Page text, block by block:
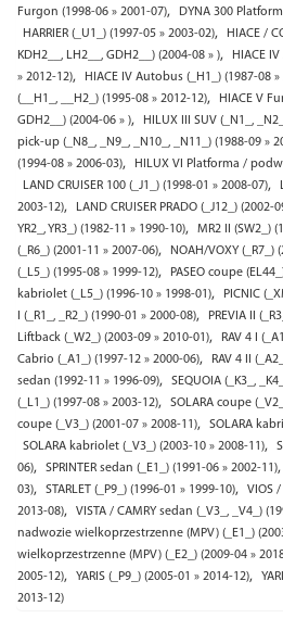
Furgon (1998-06 » 2001-07), DYNA 300
HARRIER (_U1_) (1997-05 » 2003-02),
HIACE /
KDH2__, LH2__, GDH2__) (2004-08 » ),
HIACE
» 2012-12), HIACE IV Autobus (_H1_) (1987-08 »
(__H1_, __H2_) (1995-08 » 2012-12),
HIACE V
GDH2__) (2004-06 » ), HILUX III SUV (_N1_,
pick-up (_N8_, _N9_, _N10_, _N11_) (1988-09 »
(1994-08 » 2006-03), HILUX VI Platforma /
LAND CRUISER 100 (_J1_) (1998-01 » 2008-07),
2003-12), LAND CRUISER PRADO (_J12_) (2002-
YR2_, YR3_) (1982-11 » 1990-10), MR2 II (SW2_)
(_R6_) (2001-11 » 2007-06), NOAH/VOXY (_R7_)
(_L5_) (1995-08 » 1999-12), PASEO coupe
kabriolet (_L5_) (1996-10 » 1998-01), PICNIC
I (_R1_, _R2_) (1990-01 » 2000-08), PREVIA II
Liftback (_W2_) (2003-09 » 2010-01), RAV 4 I
Cabrio (_A1_) (1997-12 » 2000-06), RAV 4 II
sedan (1992-11 » 1996-09), SEQUOIA (_K3_,
(_L1_) (1997-08 » 2003-12), SOLARA coupe
coupe (_V3_) (2001-07 » 2008-11), SOLARA
SOLARA kabriolet (_V3_) (2003-10 » 2008-11),
06), SPRINTER sedan (_E1_) (1991-06 » 2002-11),
03), STARLET (_P9_) (1996-01 » 1999-10),
VIOS /
2013-08), VISTA / CAMRY sedan (_V3_, _V4_)
nadwozie wielkoprzestrzenne (MPV) (_E1_)
wielkoprzestrzenne (MPV) (_E2_) (2009-04 »
2005-12), YARIS (_P9_) (2005-01 » 2014-12),
2013-12)